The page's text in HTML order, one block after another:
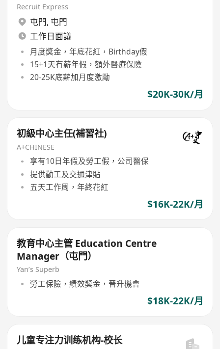
Recruit Express
屯門, 屯門
工作日面議
月度獎金，年底花紅，Birthday假
15+1天有薪年假，額外醫療保險
20-25K底薪加月度激勵
$20K-30K/月
初級中心主任(補習社)
A+CHINESE
享有10日年假及勞工假，公司醫保
提供勤工及交通津貼
五天工作周，年終花紅
$16K-22K/月
教育中心主管 Education Centre
Manager（屯門）
Yan’s Superb
勞工保險，績效獎金，晉升機會
$18K-22K/月
儿童专注力训练机构-校长